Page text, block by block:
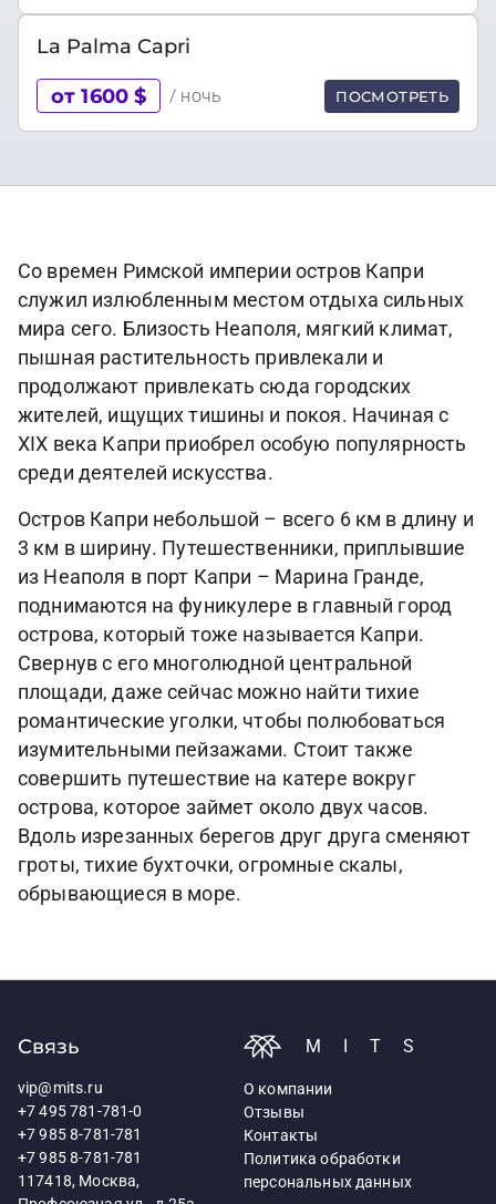
La Palma Capri
от 1600 $ / ночь ПОСМОТРЕТЬ
Со времен Римской империи остров Капри
служил излюбленным местом отдыха сильных
мира сего. Близость Неаполя, мягкий климат,
пышная растительность привлекали и
продолжают привлекать сюда городских
жителей, ищущих тишины и покоя. Начиная с
XIX века Капри приобрел особую популярность
среди деятелей искусства.
Остров Капри небольшой – всего 6 км в длину и
3 км в ширину. Путешественники, приплывшие
из Неаполя в порт Капри – Марина Гранде,
поднимаются на фуникулере в главный город
острова, который тоже называется Капри.
Свернув с его многолюдной центральной
площади, даже сейчас можно найти тихие
романтические уголки, чтобы полюбоваться
изумительными пейзажами. Стоит также
совершить путешествие на катере вокруг
острова, которое займет около двух часов.
Вдоль изрезанных берегов друг друга сменяют
гроты, тихие бухточки, огромные скалы,
обрывающиеся в море.
Связь
vip@mits.ru
+7 495 781-781-0
+7 985 8-781-781
+7 985 8-781-781
117418, Москва,
MITS
О компании
Отзывы
Контакты
Политика обработки
персональных данных